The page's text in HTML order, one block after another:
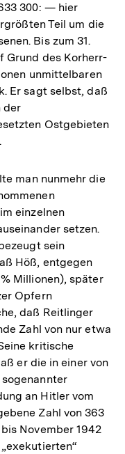
300: — hier
Teil um die
Bis zum 31.
Grund des Korherr-
unmittelbaren
Er sagt selbst, daß
der
Ostgebieten
man nunmehr die
einzelnen
setzen.
sein
Höß, entgegen
Millionen), später
Opfern
daß Reitlinger
Zahl von nur etwa
kritische
er die in einer von
an Hitler vom
Zahl von 363
November 1942